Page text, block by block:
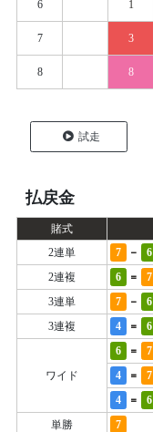
6 1
7 3
8 8
試走
払戻金
賭式
2連単
7 - 6
2連複
6 = 7
3連単
7 - 6
3連複
4 = 6
ワイド
6 = 7
4
= 7
4
= 6
単勝
7